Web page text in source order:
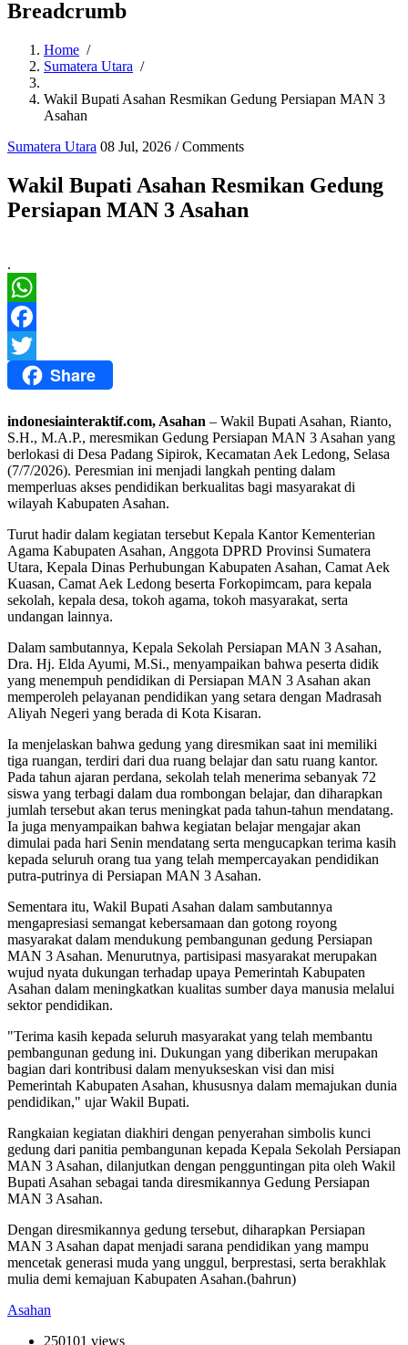
Breadcrumb
Home /
Sumatera Utara /
Wakil Bupati Asahan Resmikan Gedung Persiapan MAN 3
Asahan
Sumatera Utara 08 Jul, 2026 /Comments
Wakil Bupati Asahan Resmikan Gedung
Persiapan MAN 3 Asahan
.
WhatsApp
Facebook
Twitter Share
indonesiainteraktif.com, Asahan – Wakil Bupati Asahan, Rianto,
S.H., M.A.P., meresmikan Gedung Persiapan MAN 3 Asahan yang
berlokasi di Desa Padang Sipirok, Kecamatan Aek Ledong, Selasa
(7/7/2026). Peresmian ini menjadi langkah penting dalam
memperluas akses pendidikan berkualitas bagi masyarakat di
wilayah Kabupaten Asahan.
Turut hadir dalam kegiatan tersebut Kepala Kantor Kementerian
Agama Kabupaten Asahan, Anggota DPRD Provinsi Sumatera
Utara, Kepala Dinas Perhubungan Kabupaten Asahan, Camat Aek
Kuasan, Camat Aek Ledong beserta Forkopimcam, para kepala
sekolah, kepala desa, tokoh agama, tokoh masyarakat, serta
undangan lainnya.
Dalam sambutannya, Kepala Sekolah Persiapan MAN 3 Asahan,
Dra. Hj. Elda Ayumi, M.Si., menyampaikan bahwa peserta didik
yang menempuh pendidikan di Persiapan MAN 3 Asahan akan
memperoleh pelayanan pendidikan yang setara dengan Madrasah
Aliyah Negeri yang berada di Kota Kisaran.
Ia menjelaskan bahwa gedung yang diresmikan saat ini memiliki
tiga ruangan, terdiri dari dua ruang belajar dan satu ruang kantor.
Pada tahun ajaran perdana, sekolah telah menerima sebanyak 72
siswa yang terbagi dalam dua rombongan belajar, dan diharapkan
jumlah tersebut akan terus meningkat pada tahun-tahun mendatang.
Ia juga menyampaikan bahwa kegiatan belajar mengajar akan
dimulai pada hari Senin mendatang serta mengucapkan terima kasih
kepada seluruh orang tua yang telah mempercayakan pendidikan
putra-putrinya di Persiapan MAN 3 Asahan.
Sementara itu, Wakil Bupati Asahan dalam sambutannya
mengapresiasi semangat kebersamaan dan gotong royong
masyarakat dalam mendukung pembangunan gedung Persiapan
MAN 3 Asahan. Menurutnya, partisipasi masyarakat merupakan
wujud nyata dukungan terhadap upaya Pemerintah Kabupaten
Asahan dalam meningkatkan kualitas sumber daya manusia melalui
sektor pendidikan.
"Terima kasih kepada seluruh masyarakat yang telah membantu
pembangunan gedung ini. Dukungan yang diberikan merupakan
bagian dari kontribusi dalam menyukseskan visi dan misi
Pemerintah Kabupaten Asahan, khususnya dalam memajukan dunia
pendidikan," ujar Wakil Bupati.
Rangkaian kegiatan diakhiri dengan penyerahan simbolis kunci
gedung dari panitia pembangunan kepada Kepala Sekolah Persiapan
MAN 3 Asahan, dilanjutkan dengan pengguntingan pita oleh Wakil
Bupati Asahan sebagai tanda diresmikannya Gedung Persiapan
MAN 3 Asahan.
Dengan diresmikannya gedung tersebut, diharapkan Persiapan
MAN 3 Asahan dapat menjadi sarana pendidikan yang mampu
mencetak generasi muda yang unggul, berprestasi, serta berakhlak
mulia demi kemajuan Kabupaten Asahan.(bahrun)
Asahan
250101 views